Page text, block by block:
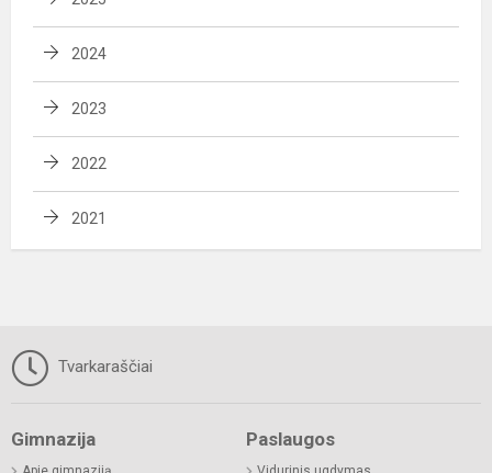
2024
2023
2022
2021
Tvarkaraščiai
Gimnazija Paslaugos